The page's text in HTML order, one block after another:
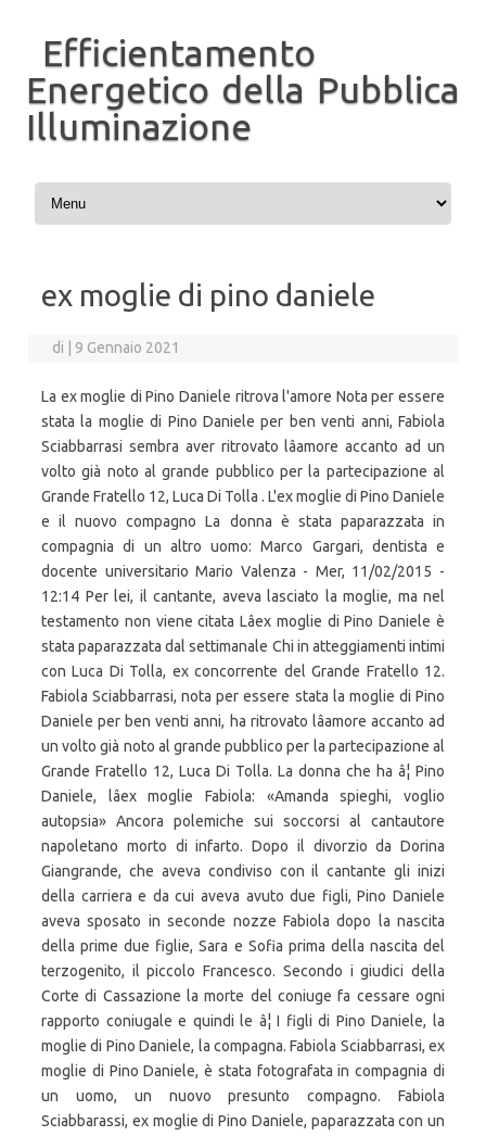
Efficientamento
Energetico della Pubblica
Illuminazione
Vai al contenuto
ex moglie di pino daniele
di 9 Gennaio 2021
La ex moglie di Pino Daniele ritrova l'amore Nota per essere
stata la moglie di Pino Daniele per ben venti anni, Fabiola
Sciabbarrasi sembra aver ritrovato lâamore accanto ad un
volto già noto al grande pubblico per la partecipazione al
Grande Fratello 12, Luca Di Tolla . L'ex moglie di Pino Daniele
e il nuovo compagno La donna è stata paparazzata in
compagnia di un altro uomo: Marco Gargari, dentista e
docente universitario Mario Valenza - Mer, 11/02/2015 -
12:14 Per lei, il cantante, aveva lasciato la moglie, ma nel
testamento non viene citata Lâex moglie di Pino Daniele è
stata paparazzata dal settimanale Chi in atteggiamenti intimi
con Luca Di Tolla, ex concorrente del Grande Fratello 12.
Fabiola Sciabbarrasi, nota per essere stata la moglie di Pino
Daniele per ben venti anni, ha ritrovato lâamore accanto ad
un volto già noto al grande pubblico per la partecipazione al
Grande Fratello 12, Luca Di Tolla. La donna che ha â¦ Pino
Daniele, lâex moglie Fabiola: «Amanda spieghi, voglio
autopsia» Ancora polemiche sui soccorsi al cantautore
napoletano morto di infarto. Dopo il divorzio da Dorina
Giangrande, che aveva condiviso con il cantante gli inizi
della carriera e da cui aveva avuto due figli, Pino Daniele
aveva sposato in seconde nozze Fabiola dopo la nascita
della prime due figlie, Sara e Sofia prima della nascita del
terzogenito, il piccolo Francesco. Secondo i giudici della
Corte di Cassazione la morte del coniuge fa cessare ogni
rapporto coniugale e quindi le â¦ I figli di Pino Daniele, la
moglie di Pino Daniele, la compagna. Fabiola Sciabbarrasi, ex
moglie di Pino Daniele, è stata fotografata in compagnia di
un uomo, un nuovo presunto compagno. Fabiola
Sciabbarassi, ex moglie di Pino Daniele, paparazzata con un